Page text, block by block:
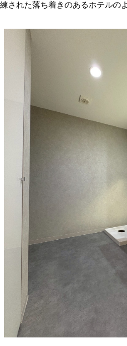
れた落ち着きのあるホテルの